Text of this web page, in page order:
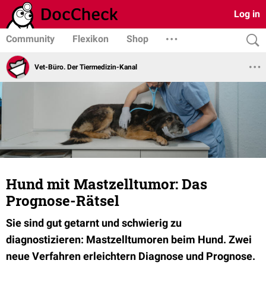
Log in
Community Flexikon Shop
Vet-Büro. Der Tiermedizin-Kanal
Hund mit Mastzelltumor: Das
Prognose-Rätsel
Sie sind gut getarnt und schwierig zu
diagnostizieren: Mastzelltumoren beim Hund. Zwei
neue Verfahren erleichtern Diagnose und Prognose.